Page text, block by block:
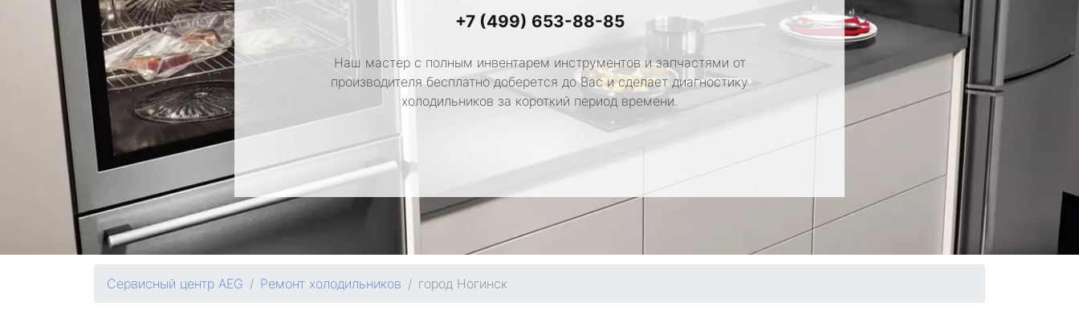
+7 (499) 653-88-85
Наш мастер с полным инвентарем инструментов и запчастями от
производителя бесплатно доберется до Вас и сделает диагностику
холодильников за короткий период времени.
Сервисный центр AEG Ремонт холодильников город Ногинск